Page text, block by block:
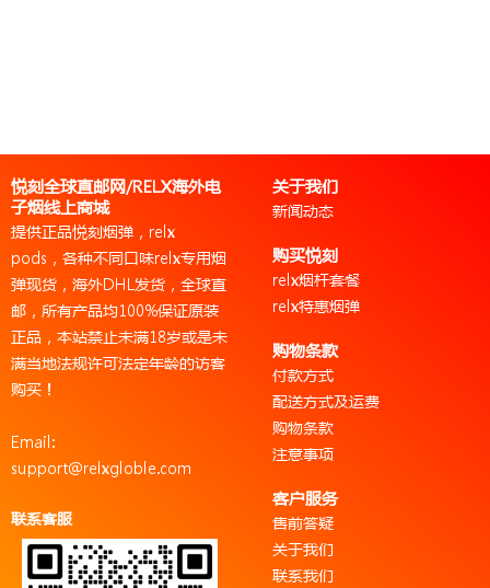
悦刻全球直邮网/RELX海外电
子烟线上商城
提供正品悦刻烟弹，relx
pods，各种不同口味relx专用烟
弹现货，海外DHL发货，全球直
邮，所有产品均100%保证原装
正品，本站禁止未满18岁或是未
满当地法规许可法定年龄的访客
购买！
Email:
support@relxgloble.com
联系客服
关于我们
新闻动态
购买悦刻
relx烟杆套餐
relx特惠烟弹
购物条款
付款方式
配送方式及运费
购物条款
注意事项
客户服务
售前答疑
关于我们
联系我们